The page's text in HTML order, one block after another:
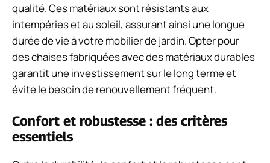
qualité. Ces matériaux sont résistants aux
intempéries et au soleil, assurant ainsi une longue
durée de vie à votre mobilier de jardin. Opter pour
des chaises fabriquées avec des matériaux durables
garantit une investissement sur le long terme et
évite le besoin de renouvellement fréquent.
Confort et robustesse : des critères
essentiels